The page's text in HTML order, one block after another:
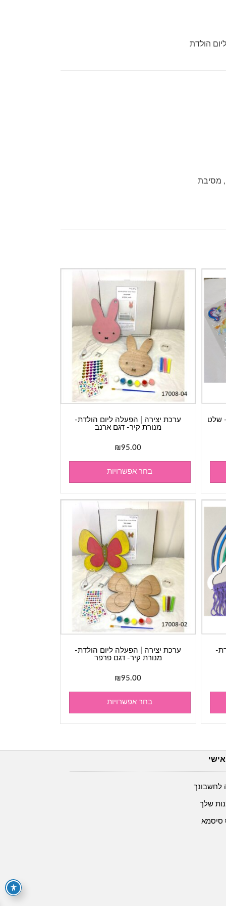
הולדת
מסיבת
ערכת יצירה | הפעלה ליום הולדת-
מנורת קיר- דגם ארנב
₪95.00
בחר אפשרויות
שלט
ערכת יצירה | הפעלה ליום הולדת-
מנורת קיר- דגם פרפר
₪95.00
בחר אפשרויות
לחשבונך
שלך
סיסמא